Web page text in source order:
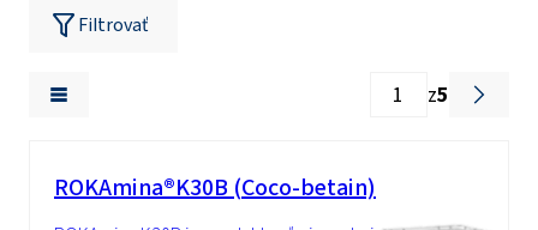
Filtrovať
z5
ROKAmina®K30B (Coco-betain)